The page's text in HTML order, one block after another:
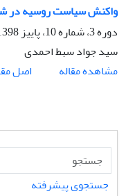
واکنش سیاست روسیه در
دوره 3، شماره 10، پاییز 1398، صفحه
سید جواد سبط احمدی
مشاهده مقاله
اصل
جستجوی پیشرفته